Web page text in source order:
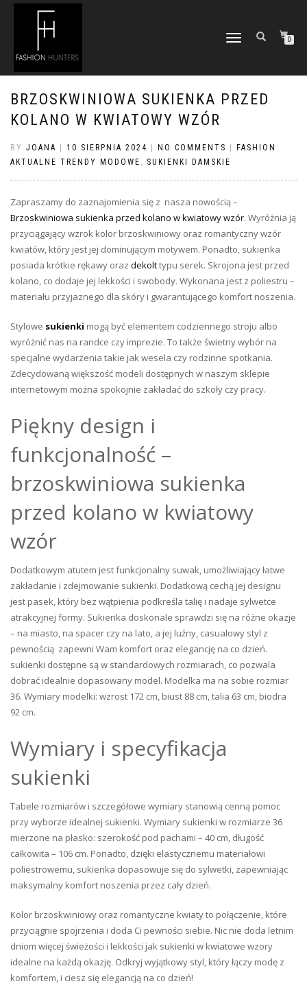
TOGGLE
0
BRZOSKWINIOWA SUKIENKA PRZED
KOLANO W KWIATOWY WZÓR
BY JOANA 10 SIERPNIA 2024 NO COMMENTS
FASHION
AKTUALNE TRENDY MODOWE , SUKIENKI DAMSKIE
Zapraszamy do zaznajomienia się z nasza nowością –
Brzoskwiniowa sukienka przed kolano w kwiatowy wzór. Wyróżnia ją
przyciągający wzrok kolor brzoskwiniowy oraz romantyczny wzór
kwiatów, który jest jej dominującym motywem. Ponadto, sukienka
posiada krótkie rękawy oraz dekolttypu serek. Skrojona jest przed
kolano, co dodaje jej lekkości i swobody. Wykonana jest z poliestru –
materiału przyjaznego dla skóry i gwarantującego komfort noszenia.
Stylowe sukienki mogą być elementem codziennego stroju albo
wyróżnić nas na randce czy imprezie. To także świetny wybór na
specjalne wydarzenia takie jak wesela czy rodzinne spotkania.
Zdecydowaną większość modeli dostępnych w naszym sklepie
internetowym można spokojnie zakładać do szkoły czy pracy.
Piękny design i
funkcjonalność –
brzoskwiniowa sukienka
przed kolano w kwiatowy
wzór
Dodatkowym atutem jest funkcjonalny suwak, umożliwiający łatwe
zakładanie i zdejmowanie sukienki. Dodatkową cechą jej designu
jest pasek, który bez wątpienia podkreśla talię i nadaje sylwetce
atrakcyjnej formy. Sukienka doskonale sprawdzi się na różne okazje
– na miasto, na spacer czy na lato, a jej luźny, casualowy styl z
pewnością zapewni Wam komfort oraz elegancję na co dzień.
sukienki dostępne są w standardowych rozmiarach, co pozwala
dobrać idealnie dopasowany model. Modelka ma na sobie rozmiar
36. Wymiary modelki: wzrost 172 cm, biust 88 cm, talia 63 cm, biodra
92 cm.
Wymiary i specyfikacja
sukienki
Tabele rozmiarów i szczegółowe wymiary stanowią cenną pomoc
przy wyborze idealnej sukienki. Wymiary sukienki w rozmiarze 36
mierzone na płasko: szerokość pod pachami – 40 cm, długość
całkowita – 106 cm. Ponadto, dzięki elastycznemu materiałowi
poliestrowemu, sukienka dopasowuje się do sylwetki, zapewniając
maksymalny komfort noszenia przez cały dzień.
Kolor brzoskwiniowy oraz romantyczne kwiaty to połączenie, które
przyciągnie spojrzenia i doda Ci pewności siebie. Nic nie doda letnim
dniom więcej świeżości i lekkości jak sukienki w kwiatowe wzory
idealne na każdą okazję. Odkryj wyjątkowy styl, który łączy modę z
komfortem, i ciesz się elegancją na co dzień!